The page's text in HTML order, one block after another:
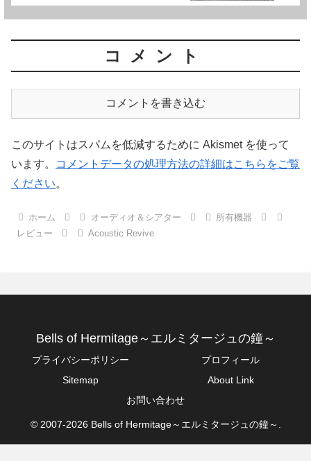
コメント
コメントを書き込む
このサイトはスパムを低減するために Akismet を使って
います。
コメントデータの処理方法の詳細はこちらをご覧
ください。
ホーム オーディオ＆シアター
所有機器
レビュー
Acoustic Revive
Bells of Hermitage～エルミタージュの鐘～
プライバシーポリシー
プロフィール
Sitemap
About Link
お問い合わせ
© 2007-2026 Bells of Hermitage～エルミタージュの鐘～.